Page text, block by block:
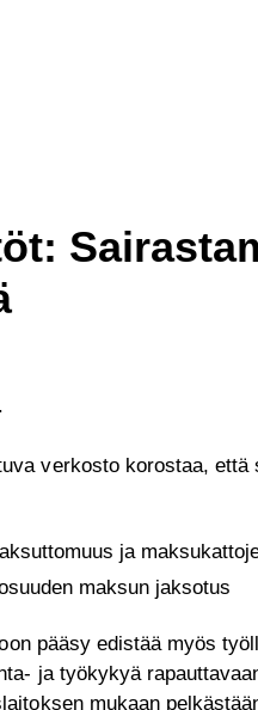
verkosto korostaa, että
ja
maksun jaksotus
pääsy edistää myös
ja työkykyä
mukaan